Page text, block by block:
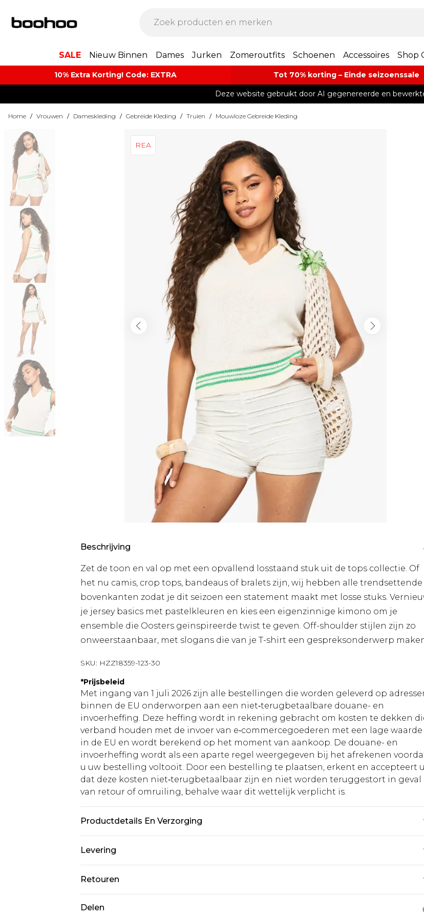
SALE Nieuw Binnen Dames Jurken Zomeroutfits Schoenen Accessoires Shop
10% Extra Korting! Code: EXTRA​ Tot 70% korting – Einde seizoenssale
Deze website gebruikt door AI gegenereerde en
Home / Vrouwen / Dameskleding / Gebreide Kleding / Truien / Mouwloze Gebreide Kleding
REA
Beschrijving
Zet de toon en val op met een opvallend losstaand stuk uit de tops collectie. Of
het nu camis, crop tops, bandeaus of bralets zijn, wij hebben alle trendsettende
bovenkanten zodat je dit seizoen een statement maakt met losse stuks.
je jersey basics met pastelkleuren en kies een eigenzinnige kimono om je
ensemble die Oosters geïnspireerde twist te geven. Off-shoulder stijlen zijn zo
onweerstaanbaar, met slogans die van je T-shirt een gespreksonderwerp
SKU: HZZ18359-123-30
*Prijsbeleid
Met ingang van 1 juli 2026 zijn alle bestellingen die worden geleverd op
binnen de EU onderworpen aan een niet‑terugbetaalbare douane- en
invoerheffing. Deze heffing wordt in rekening gebracht om kosten te dekken
verband houden met de invoer van e‑commercegoederen met een lage waarde
in de EU en wordt berekend op het moment van aankoop. De douane- en
invoerheffing wordt als een aparte regel weergegeven bij het afrekenen
u uw bestelling voltooit. Door een bestelling te plaatsen, erkent en accepteert u
dat deze kosten niet‑terugbetaalbaar zijn en niet worden teruggestort in geval
van retour of omruiling, behalve waar dit wettelijk verplicht is.
Productdetails En Verzorging
Levering
Standaardlevering Nederland
Expressdienst Nederland
Retouren
Delen